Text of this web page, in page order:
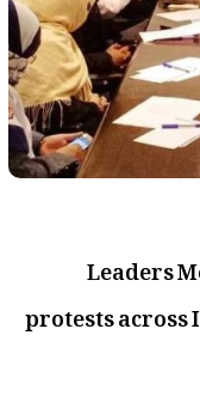
Leaders
protests